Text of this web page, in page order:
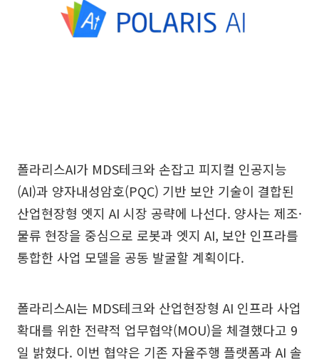
폴라리스AI가 MDS테크와 손잡고 피지컬 인공지능
(AI)과 양자내성암호(PQC) 기반 보안 기술이 결합된
산업현장형 엣지 AI 시장 공략에 나선다. 양사는 제조·
물류 현장을 중심으로 로봇과 엣지 AI, 보안 인프라를
통합한 사업 모델을 공동 발굴할 계획이다.
폴라리스AI는 MDS테크와 산업현장형 AI 인프라 사업
확대를 위한 전략적 업무협약(MOU)을 체결했다고 9
일 밝혔다. 이번 협약은 기존 자율주행 플랫폼과 AI 솔